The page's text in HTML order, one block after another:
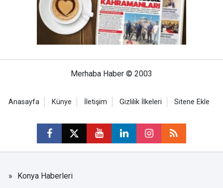
Merhaba Haber © 2003
Anasayfa Künye İletişim Gizlilik İlkeleri Sitene Ekle
Konya Haberleri